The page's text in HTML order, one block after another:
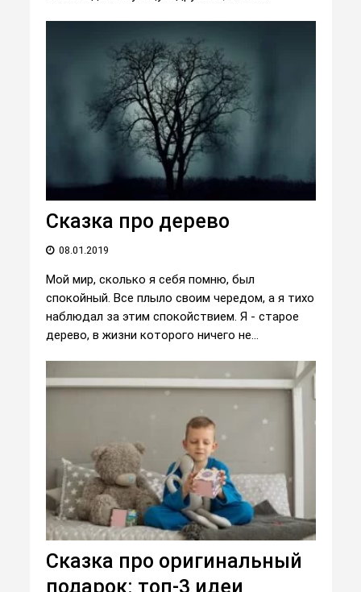
Сказка про дерево
08.01.2019
Мой мир, сколько я себя помню, был
спокойный. Все плыло своим чередом, а я тихо
наблюдал за этим спокойствием. Я - старое
дерево, в жизни которого ничего не...
Сказка про оригинальный
подарок: топ-3 идеи